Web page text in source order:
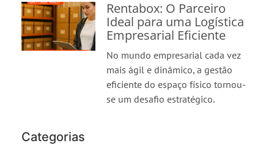
Rentabox: O Parceiro
Ideal para uma Logística
Empresarial Eficiente
No mundo empresarial cada vez
mais ágil e dinâmico, a gestão
eficiente do espaço físico tornou-
se um desafio estratégico.
Categorias